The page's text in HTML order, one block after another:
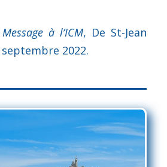
Message à l’ICM, De St-Jean
2022.